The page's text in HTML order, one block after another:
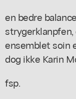
en bedre
ensemblet soin
dog ikke Karin
fsp.